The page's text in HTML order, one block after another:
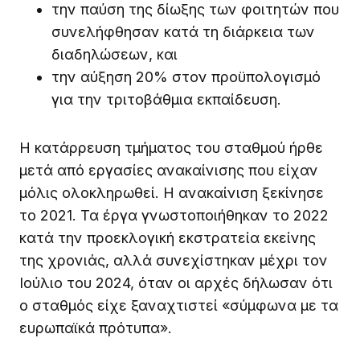
την παύση της δίωξης των φοιτητών που
συνελήφθησαν κατά τη διάρκεια των
διαδηλώσεων, και
την αύξηση 20% στον προϋπολογισμό
για την τριτοβάθμια εκπαίδευση.
Η κατάρρευση τμήματος του σταθμού ήρθε
μετά από εργασίες ανακαίνισης που είχαν
μόλις ολοκληρωθεί. Η ανακαίνιση ξεκίνησε
το 2021. Τα έργα γνωστοποιήθηκαν το 2022
κατά την προεκλογική εκστρατεία εκείνης
της χρονιάς, αλλά συνεχίστηκαν μέχρι τον
Ιούλιο του 2024, όταν οι αρχές δήλωσαν ότι
ο σταθμός είχε ξαναχτιστεί «σύμφωνα με τα
ευρωπαϊκά πρότυπα».